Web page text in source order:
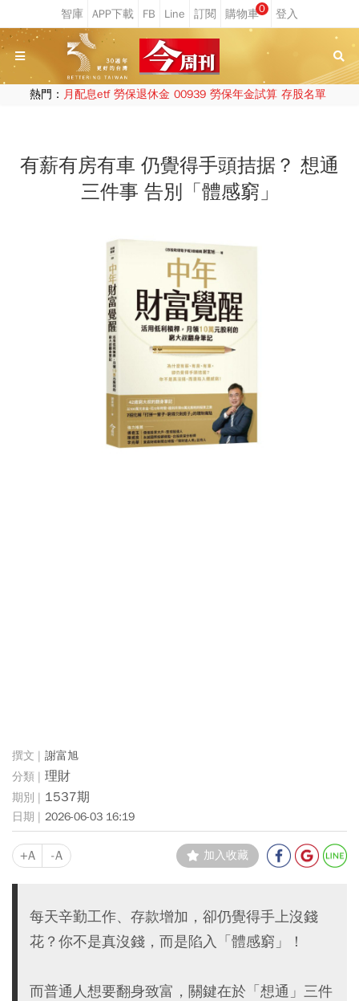
0
熱門： 月配息etf 勞保退休金 00939 勞保年金試算 存股名單
有薪有房有車 仍覺得手頭拮据？ 想通
三件事 告別「體感窮」
謝富旭
理財
1537期
2026-06-03 16:19
+A -A 加入收藏
每天辛勤工作、存款增加，卻仍覺得手上沒錢
花？你不是真沒錢，而是陷入「體感窮」！
而普通人想要翻身致富，關鍵在於「想通」三件